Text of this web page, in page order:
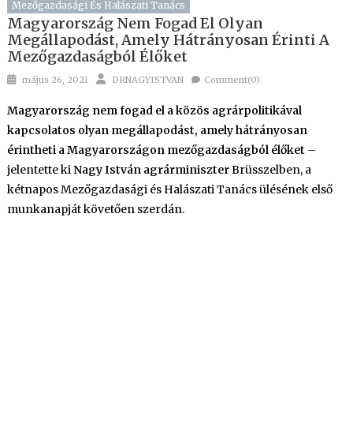
Mezőgazdasági És Halászati Tanács
Magyarország Nem Fogad El Olyan
Megállapodást, Amely Hátrányosan Érinti A
Mezőgazdaságból Élőket
Posted
május 26, 2021 Author
DRNAGYISTVAN Comment(0)
Magyarország nem fogad el a közös agrárpolitikával
kapcsolatos olyan megállapodást, amely hátrányosan
érintheti a Magyarországon mezőgazdaságból élőket –
jelentette kiNagy István agrárminiszterBrüsszelben, a
kétnapos Mezőgazdasági és Halászati Tanács ülésének első
munkanapját követően szerdán.